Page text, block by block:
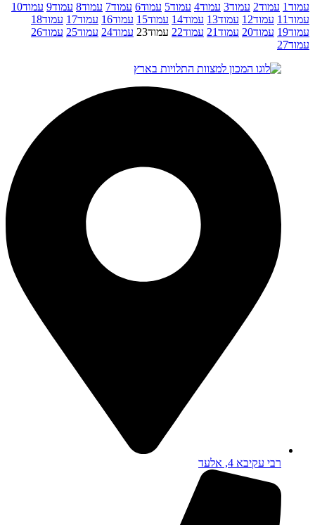
עמוד1 עמוד2 עמוד3 עמוד4 עמוד5 עמוד6 עמוד7 עמוד8 עמוד9 עמוד10
עמוד11 עמוד12 עמוד13 עמוד14 עמוד15 עמוד16 עמוד17 עמוד18
עמוד19 עמוד20 עמוד21 עמוד22 עמוד23 עמוד24 עמוד25 עמוד26
עמוד27
רבי עקיבא 4, אלעד